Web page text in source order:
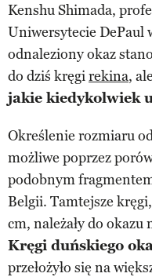
Kenshu Shimada,
Uniwersytecie DePaul
odnaleziony okaz
do dziś kręgirekina,
jakie kiedykolwiek
Określenie rozmiaru
możliwe poprzez
podobnym
Belgii. Tamtejsze
cm, należały do okazu
Kręgi duńskiego
przełożyło się na